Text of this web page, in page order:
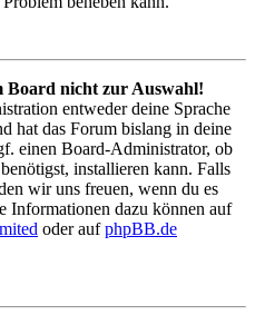
Board nicht zur Auswahl!
entweder deine Sprache
hat das Forum bislang in deine
einen Board-Administrator, ob
installieren kann. Falls
wir uns freuen, wenn du es
Informationen dazu können auf
oder aufphpBB.de